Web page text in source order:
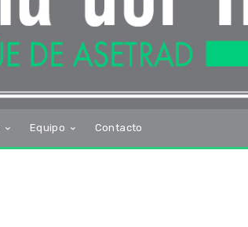
Equipo Contacto